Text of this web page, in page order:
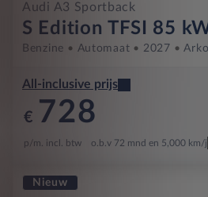
Audi A3 Sportback
S Edition TFSI 85
Benzine Automaat 2027
All-inclusive prijs
€ 728
p/m. incl. btw o.b.v 72 mnd en 5,000 km/j
Nieuw